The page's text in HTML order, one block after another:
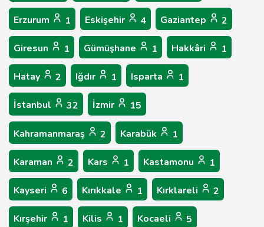
Erzurum 1 Eskişehir 4 Gaziantep 2
Giresun 1 Gümüşhane 1 Hakkâri 1
Hatay 2 Iğdır 1 Isparta 1
İstanbul 32 İzmir 15
Kahramanmaraş 2 Karabük 1
Karaman 2 Kars 1 Kastamonu 1
Kayseri 6 Kırıkkale 1 Kırklareli 2
Kırşehir 1 Kilis 1 Kocaeli 5